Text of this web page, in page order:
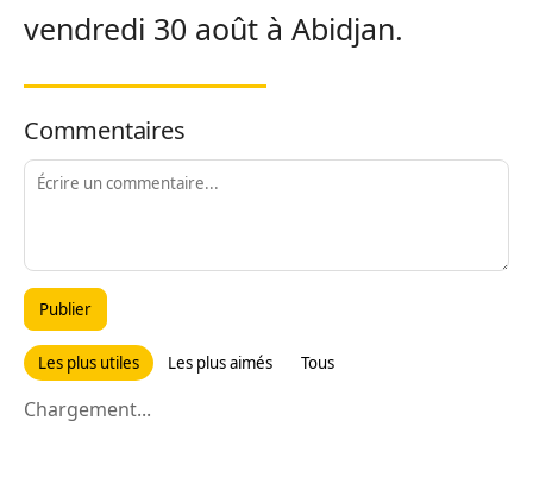
vendredi 30 août à Abidjan.
Commentaires
Publier
Les plus utiles Les plus aimés Tous
Chargement...